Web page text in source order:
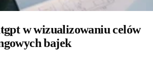
w wizualizowaniu celów
bajek